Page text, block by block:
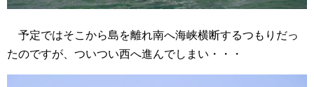
予定ではそこから島を離れ南へ海峡横断するつもりだっ
たのですが、ついつい西へ進んでしまい・・・